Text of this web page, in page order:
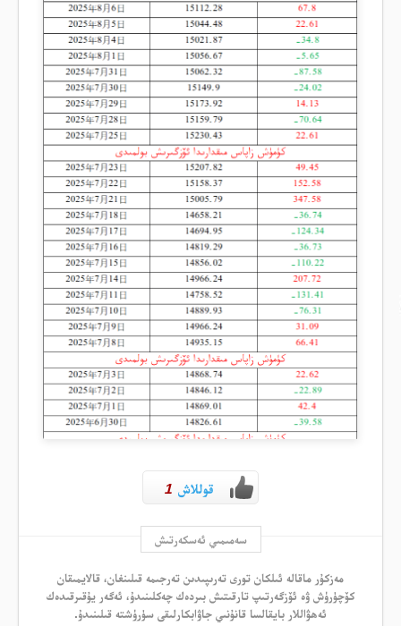
قوللاش 1
سەمىمىي ئەسكەرتىش
مەزكۇر ماقالە ئىلكان تورى تەرىپىدىن تەرجىمە قىلىنغان، قالايمىقان
كۆچۈرۈش ۋە ئۆزگەرتىپ تارقىتىش بىردەك چەكلىنىدۇ، ئەگەر يۇقىرقىدەك
ئەھۋاللار بايقالسا قانۇنىي جاۋابكارلىقى سۈرۈشتە قىلىنىدۇ.